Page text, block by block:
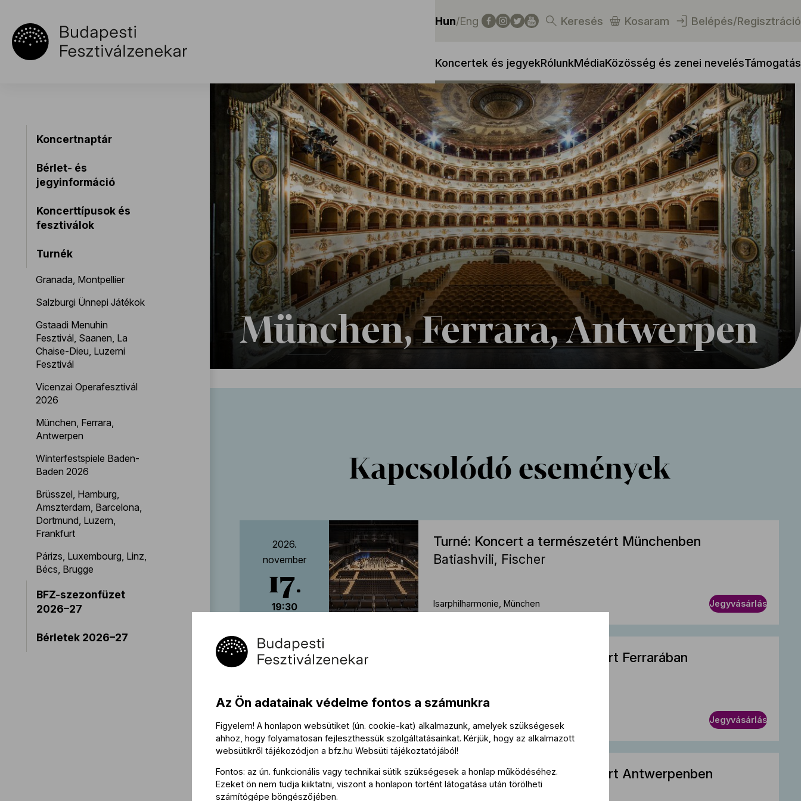
Hun/Eng Keresés Kosaram Belépés/Regisztráció
Koncertek és jegyekRólunkMédiaKözösség és zenei nevelésTámogatás
Koncertnaptár
Bérlet- és
jegyinformáció
Koncerttípusok és
fesztiválok
Turnék
Granada, Montpellier
Salzburgi Ünnepi Játékok
Gstaadi Menuhin
Fesztivál, Saanen, La
Chaise-Dieu, Luzerni
Fesztivál
Vicenzai Operafesztivál
2026
München, Ferrara,
Antwerpen
Winterfestspiele Baden-
Baden 2026
Brüsszel, Hamburg,
Amszterdam, Barcelona,
Dortmund, Luzern,
Frankfurt
Párizs, Luxembourg, Linz,
Bécs, Brugge
BFZ-szezonfüzet
2026–27
Bérletek 2026–27
München, Ferrara, Antwerpen
Kapcsolódó események
2026.
november
17
19:30
Turné: Koncert a természetért Münchenben
Batiashvili, Fischer
Isarphilharmonie, München Jegyvásárlás
2026.
19
20:30
Turné: Koncert a természetért Ferrarában
Jegyvásárlás
2026.
november
Turné: Koncert a természetért Antwerpenben
Gerstein, Fischer
Az Ön adatainak védelme fontos a számunkra
Figyelem! A honlapon websütiket (ún. cookie-kat) alkalmazunk, amelyek szükségesek
ahhoz, hogy folyamatosan fejleszthessük szolgáltatásainkat. Kérjük, hogy az alkalmazott
websütikről tájékozódjon a bfz.hu Websüti tájékoztatójából!
Fontos: az ún. funkcionális vagy technikai sütik szükségesek a honlap működéséhez.
Ezeket ön nem tudja kiiktatni, viszont a honlapon történt látogatása után törölheti
számítógépe böngészőjében.